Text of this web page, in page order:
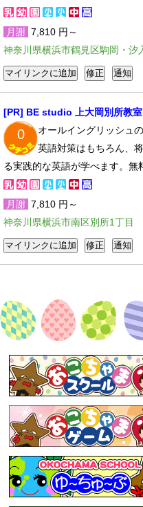
月謝 7,810 円～
神奈川県横浜市鶴見区駒岡・
[PR] BE studio 上大岡別所教室
0
オールイングリッシュ
英語対策はもちろん、
る実践的な英語が学べます。無
月謝 7,810 円～
神奈川県横浜市南区別所1丁目